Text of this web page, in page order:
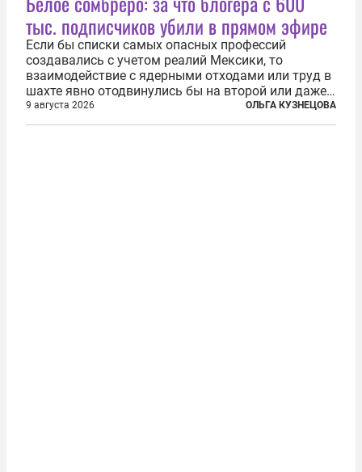
тыс. подписчиков убили в прямом эфире
Если бы списки самых опасных профессий
создавались с учетом реалий Мексики, то
взаимодействие с ядерными отходами или труд в
шахте явно отодвинулись бы на второй или даже
третий план. А вот блогерам, журналистам и
музыкантам пришлось бы выйти вперед. В
9 августа 2026 ОЛЬГА КУЗНЕЦОВА